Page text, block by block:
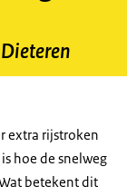
extra rijstroken
hoe de snelweg
betekent dit